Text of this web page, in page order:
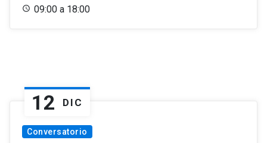
09:00 a 18:00
12 DIC
Conversatorio